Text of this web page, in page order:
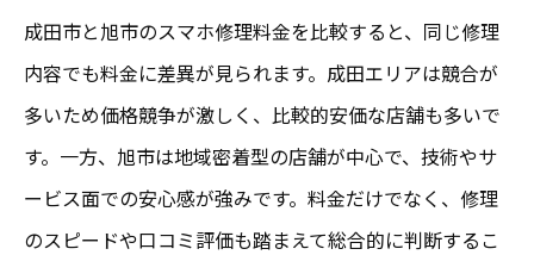
成田市と旭市のスマホ修理料金を比較すると、同じ修理
内容でも料金に差異が見られます。成田エリアは競合が
多いため価格競争が激しく、比較的安価な店舗も多いで
す。一方、旭市は地域密着型の店舗が中心で、技術やサ
ービス面での安心感が強みです。料金だけでなく、修理
のスピードや口コミ評価も踏まえて総合的に判断するこ